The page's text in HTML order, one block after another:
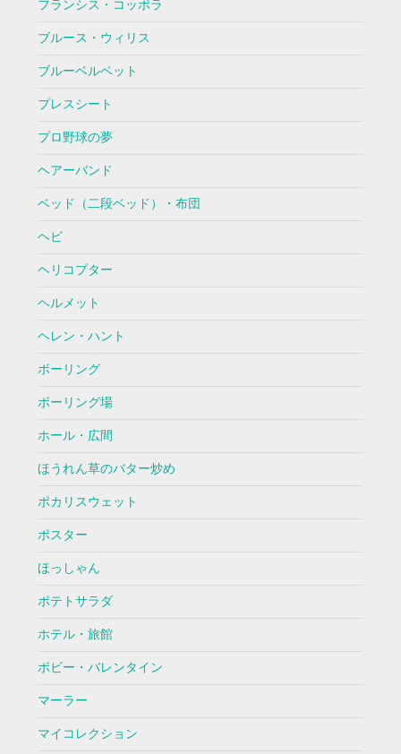
フランシス・コッポラ
ブルース・ウィリス
ブルーベルベット
プレスシート
プロ野球の夢
ヘアーバンド
ベッド（二段ベッド）・布団
ヘビ
ヘリコプター
ヘルメット
ヘレン・ハント
ボーリング
ボーリング場
ホール・広間
ほうれん草のバター炒め
ポカリスウェット
ポスター
ほっしゃん
ポテトサラダ
ホテル・旅館
ボビー・バレンタイン
マーラー
マイコレクション